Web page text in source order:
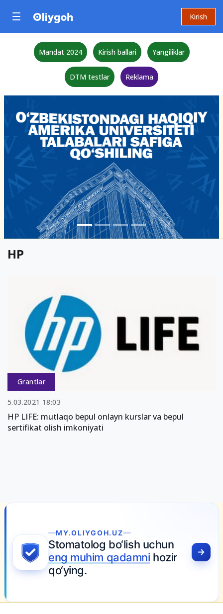
Kirish
Mandat 2024 Kirish ballari Yangiliklar
DTM testlar Reklama
HP
Grantlar
5.03.2021 18:03
HP LIFE: mutlaqo bepul onlayn kurslar va bepul
sertifikat olish imkoniyati
MY.OLIYGOH.UZ
Stomatolog bo‘lish uchun
eng muhim qadamni hozir
qo‘ying.